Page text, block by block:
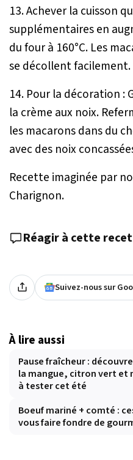
13. Achever la cuisson
supplémentaires en
du four à 160°C. Les
se décollent facilement.
14. Pour la décoration :
la crème aux noix.
les macarons dans du
avec des noix
Recette imaginée par
Charignon.
Réagir à cette
Suivez-nous sur
À lire aussi
Pause fraîcheur :
la mangue, citron vert et
à tester cet été
Boeuf mariné + comté :
vous faire fondre de